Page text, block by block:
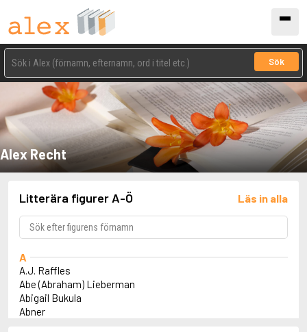
Sök
Alex Recht
Litterära figurer A-Ö Läs in alla
A
A.J. Raffles
Abe (Abraham) Lieberman
Abigail Bukula
Abner